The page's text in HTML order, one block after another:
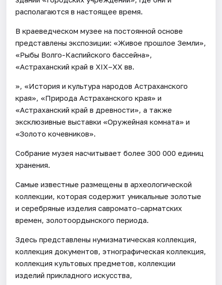
располагаются в настоящее время.
В краеведческом музее на постоянной основе
представлены экспозиции: «Живое прошлое Земли»,
«Рыбы Волго-Каспийского бассейна»,
«Астраханский край в XIX–XX вв.
», «История и культура народов Астраханского
края», «Природа Астраханского края» и
«Астраханский край в древности», а также
эксклюзивные выставки «Оружейная комната» и
«Золото кочевников».
Собрание музея насчитывает более 300 000 единиц
хранения.
Самые известные размещены в археологической
коллекции, которая содержит уникальные золотые
и серебряные изделия савромато-сарматских
времен, золотоордынского периода.
Здесь представлены нумизматическая коллекция,
коллекция документов, этнографическая коллекция,
коллекция культовых предметов, коллекции
изделий прикладного искусства,